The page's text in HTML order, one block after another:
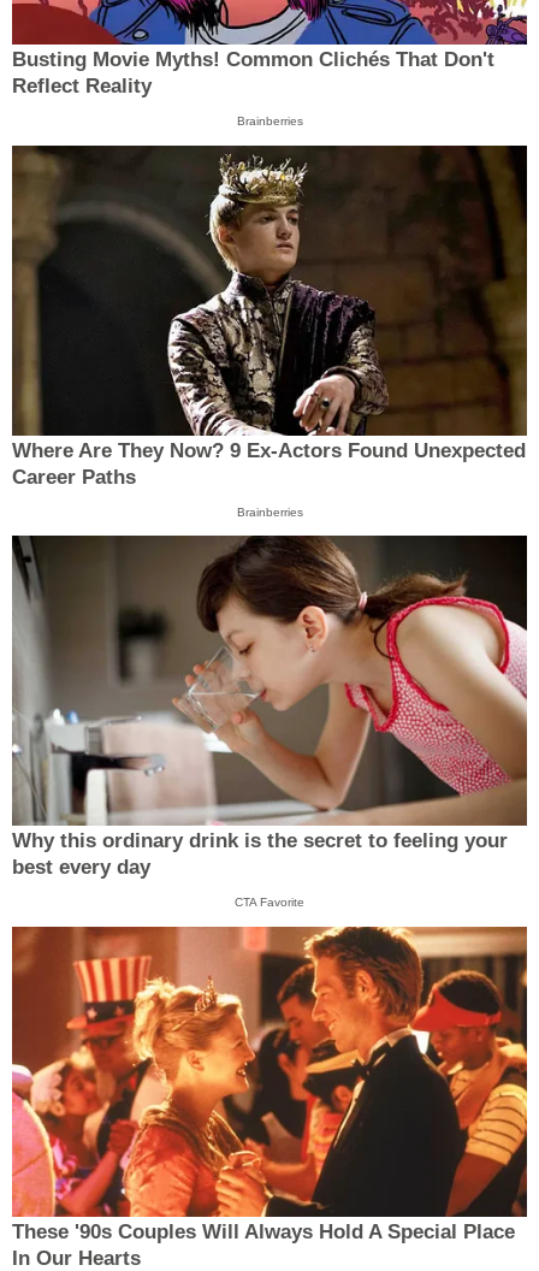
Busting Movie Myths! Common Clichés That Don't
Reflect Reality
Brainberries
Where Are They Now? 9 Ex-Actors Found Unexpected
Career Paths
Brainberries
Why this ordinary drink is the secret to feeling your
best every day
CTA Favorite
These '90s Couples Will Always Hold A Special Place
In Our Hearts